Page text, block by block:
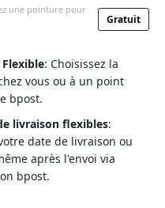
une pointure pour
Gratuit
: Choisissez la
vous ou à un point
bpost.
livraison flexibles:
date de livraison ou
après l'envoi via
bpost.